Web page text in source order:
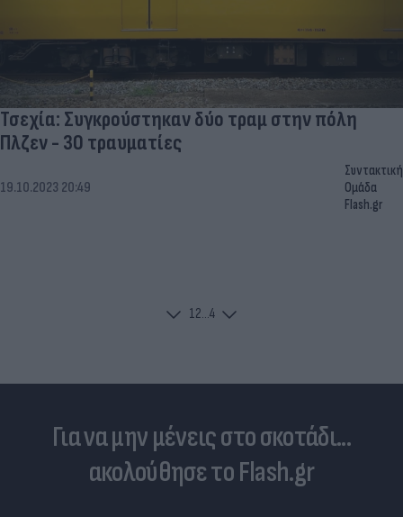
Τσεχία: Συγκρούστηκαν δύο τραμ στην πόλη
Πλζεν - 30 τραυματίες
19.10.2023 20:49
Συντακτική
Ομάδα
Flash.gr
12...4
Για να μην μένεις στο σκοτάδι...
ακολούθησε το Flash.gr